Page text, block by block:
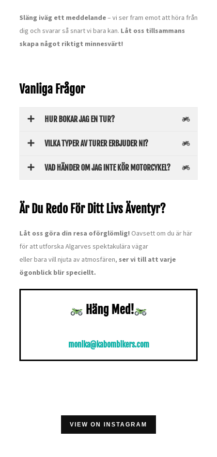
Släng iväg ett meddelande– vi ser fram emot att höra från
dig och svarar så snart vi bara kan. Låt oss tillsammans
skapa något riktigt minnesvärt!
Vanliga Frågor
HUR BOKAR JAG EN TUR?
VILKA TYPER AV TURER ERBJUDER NI?
VAD HÄNDER OM JAG INTE KÖR MOTORCYKEL?
Är Du Redo För Ditt Livs Äventyr?
Låt oss göra din resa oförglömlig! Oavsett om du är här
för att utforska Algarves spektakulära vägar
eller bara vill njuta av atmosfären, ser vi till att varje
ögonblick blir speciellt.
Häng Med!
monika@kabombikers.com
VIEW ON INSTAGRAM